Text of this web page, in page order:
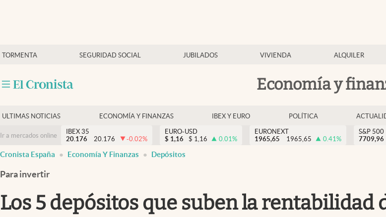
TORMENTA SEGURIDAD SOCIAL JUBILADOS VIVIENDA ALQUILER
Economía y
Economía y finanzas
Criptomonedas
ULTIMAS NOTICIAS ECONOMÍA Y FINANZAS IBEX Y EURO POLÍTICA
Ir a mercados online
IBEX 35
20.176
20.176 -0.02%
EURO-USD
$ 1,16 $ 1,16 0.01%
EURONEXT
1965,65
1965,65 0.41%
S&P 500
7709,96
Cronista España Economía Y Finanzas Depósitos
Para invertir
Los 5 depósitos que suben la rentabilidad